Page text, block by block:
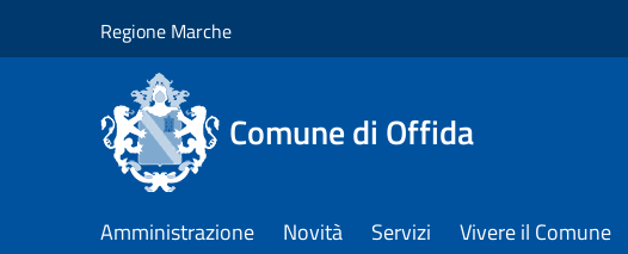
Regione Marche
Comune di Offida
Amministrazione Novità Servizi Vivere il Comune